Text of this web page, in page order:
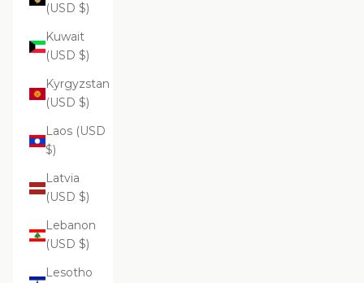
(USD $)
Kuwait
(USD $)
Kyrgyzstan
(USD $)
Laos (USD
$)
Latvia
(USD $)
Lebanon
(USD $)
Lesotho